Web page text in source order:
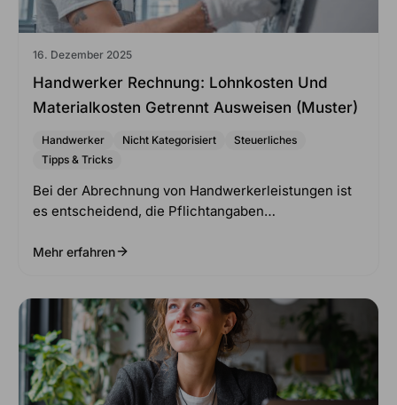
16. Dezember 2025
Handwerker Rechnung: Lohnkosten Und
Materialkosten Getrennt Ausweisen (Muster)
Handwerker Nicht Kategorisiert
Steuerliches
Tipps & Tricks
Bei der Abrechnung von Handwerkerleistungen ist
es entscheidend, die Pflichtangaben…
Mehr erfahren